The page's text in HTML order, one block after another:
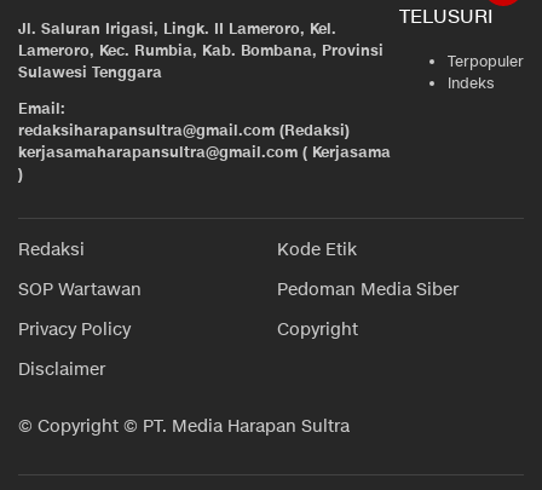
Jl. Saluran Irigasi, Lingk. II Lameroro, Kel.
Lameroro, Kec. Rumbia, Kab. Bombana, Provinsi
Sulawesi Tenggara
Email:
redaksiharapansultra@gmail.com (Redaksi)
kerjasamaharapansultra@gmail.com ( Kerjasama
)
TELUSURI
Terpopuler
Indeks
Redaksi
Kode Etik
SOP Wartawan
Pedoman Media Siber
Privacy Policy
Copyright
Disclaimer
© Copyright © PT. Media Harapan Sultra